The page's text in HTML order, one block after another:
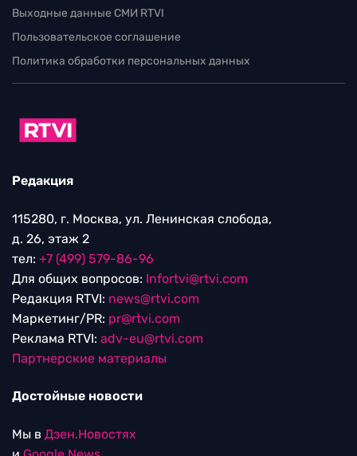
Выходные данные СМИ RTVI
Пользовательское соглашение
Политика обработки персональных данных
Редакция
115280, г. Москва, ул. Ленинская слобода,
д. 26, этаж 2
тел: +7 (499) 579-86-96
Для общих вопросов: Infortvi@rtvi.com
Редакция RTVI: news@rtvi.com
Маркетинг/PR: pr@rtvi.com
Реклама RTVI: adv-eu@rtvi.com
Партнерские материалы
Достойные новости
Мы в Дзен.Новостях